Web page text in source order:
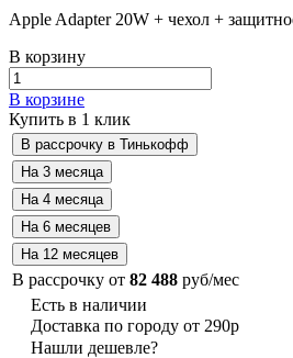
Apple Adapter 20W + чехол +
В корзину
В корзине
Купить в 1 клик
В рассрочку от 82 488 руб/мес
Есть в наличии
Доставка по городу от 290р
Нашли дешевле?